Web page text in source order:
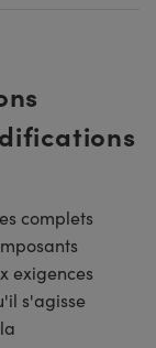
complets
exigences
s'agisse